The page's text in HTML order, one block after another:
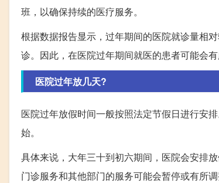
班，以确保持续的医疗服务。
根据数据报告显示，过年期间的医院就诊量相
诊。因此，在医院过年期间就医的患者可能会
医院过年放几天?
医院过年放假时间一般按照法定节假日进行安
始。
具体来说，大年三十到初六期间，医院会安排
门诊服务和其他部门的服务可能会暂停或有所